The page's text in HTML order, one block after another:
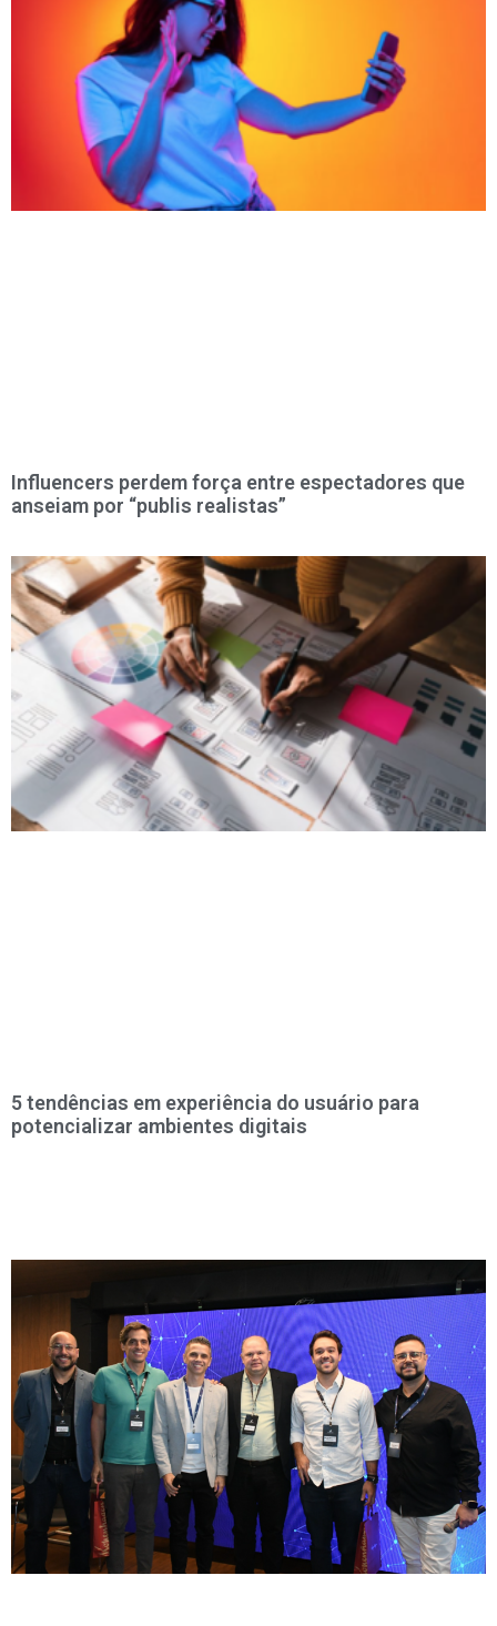
Influencers perdem força entre espectadores que
anseiam por “publis realistas”
5 tendências em experiência do usuário para
potencializar ambientes digitais